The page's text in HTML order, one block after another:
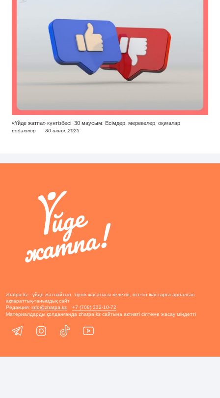
«Үйде жатпа» күнтізбесі. 30 маусым: Есімдер, мерекелер, оқиғалар
редактор 30 июня, 2025
zhatpa.kz - үйде жатпайтын, тірлік жасағысы келетін, өсетін жастарға арналған
ақпараттық-танымдық сайт
Редакция: info@zhatpa.kz
+7 (708) 332-10-72
Материалдарды қолданғанда zhatpa.kz сайтына активті сілтеме жасау міндетті